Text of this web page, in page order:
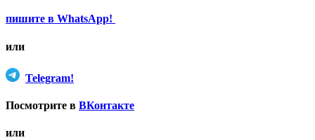
пишите в WhatsApp!
или
Telegram!
Посмотрите в ВКонтакте
или